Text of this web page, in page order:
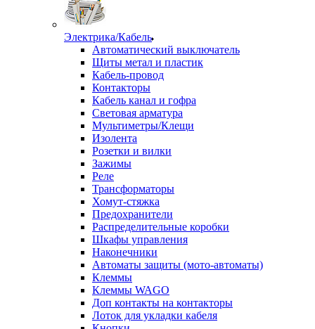
Электрика/Кабель
Автоматический выключатель
Щиты метал и пластик
Кабель-провод
Контакторы
Кабель канал и гофра
Световая арматура
Мультиметры/Клещи
Изолента
Розетки и вилки
Зажимы
Реле
Трансформаторы
Хомут-стяжка
Предохранители
Распределительные коробки
Шкафы управления
Наконечники
Автоматы защиты (мото-автоматы)
Клеммы
Клеммы WAGO
Доп контакты на контакторы
Лоток для укладки кабеля